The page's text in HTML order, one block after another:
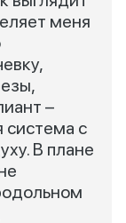
меня
–
система с
В плане